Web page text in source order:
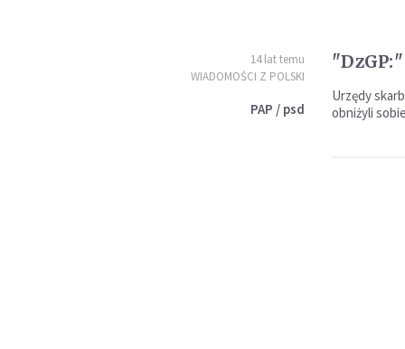
14 lat temu
WIADOMOŚCI Z POLSKI
PAP / psd
Urzędy
obniżyli